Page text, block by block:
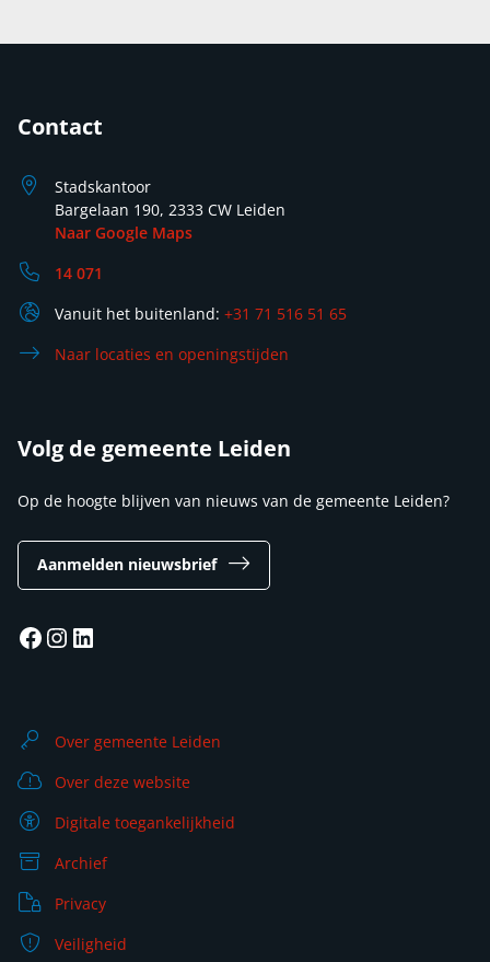
Contact
Stadskantoor
Bargelaan 190, 2333 CW Leiden
Naar Google Maps
14 071
Vanuit het buitenland: +31 71 516 51 65
Naar locaties en openingstijden
Volg de gemeente Leiden
Op de hoogte blijven van nieuws van de gemeente Leiden?
Aanmelden nieuwsbrief
Facebook
Instagram
LinkedIn
Over gemeente Leiden
Over deze website
Digitale toegankelijkheid
Archief
Privacy
Veiligheid